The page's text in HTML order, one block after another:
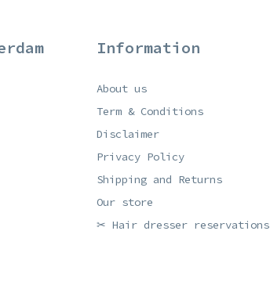
Information
About us
Term & Conditions
Disclaimer
Privacy Policy
Shipping and Returns
Our store
✂ Hair dresser reservations